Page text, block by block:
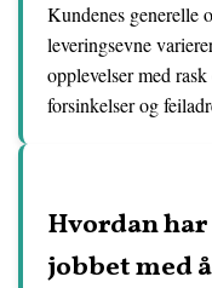
Kundenes generelle
leveringsevne
opplevelser med
forsinkelser og
Hvordan har
jobbet med